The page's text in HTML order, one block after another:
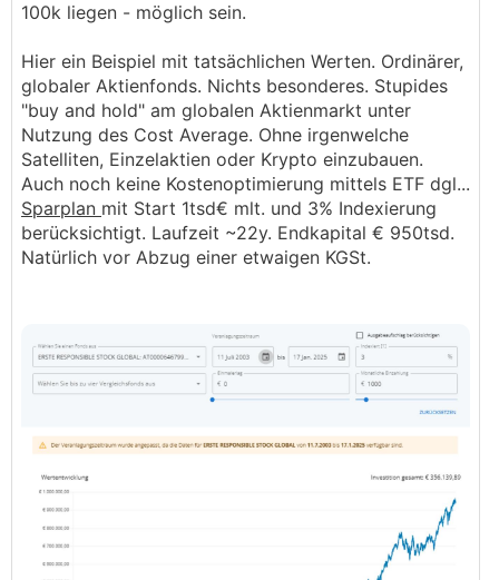
100k liegen - möglich sein.
Hier ein Beispiel mit tatsächlichen Werten. Ordinärer,
globaler Aktienfonds. Nichts besonderes. Stupides
"buy and hold" am globalen Aktienmarkt unter
Nutzung des Cost Average. Ohne irgenwelche
Satelliten, Einzelaktien oder Krypto einzubauen.
Auch noch keine Kostenoptimierung mittels ETF dgl...
Sparplan mit Start 1tsd€ mlt. und 3% Indexierung
berücksichtigt. Laufzeit ~22y. Endkapital € 950tsd.
Natürlich vor Abzug einer etwaigen KGSt.